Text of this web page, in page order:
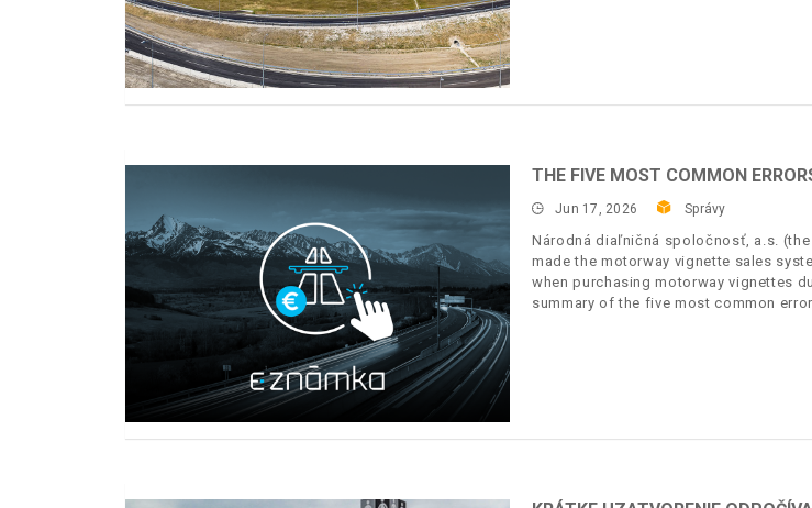
THE FIVE MOST COMMON
Jun 17, 2026 Správy
Národná diaľničná spoločnosť, a.s.
made the motorway vignette sales
when purchasing motorway vignettes
summary of the five most common